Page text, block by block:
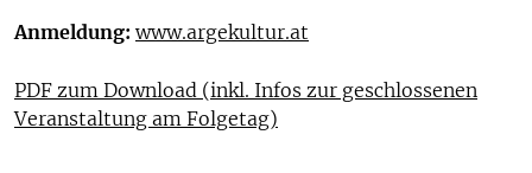
Anmeldung: www.argekultur.at
PDF zum Download (inkl. Infos zur geschlossenen
Veranstaltung am Folgetag)